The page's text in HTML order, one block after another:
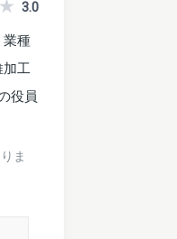
3.0
業種
加工
役員
ま